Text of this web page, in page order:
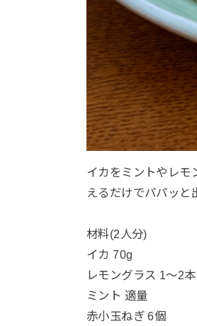
イカをミントやレモ
えるだけでパパッと
材料(2人分)
イカ 70g
レモングラス 1〜2本
ミント 適量
赤小玉ねぎ 6個